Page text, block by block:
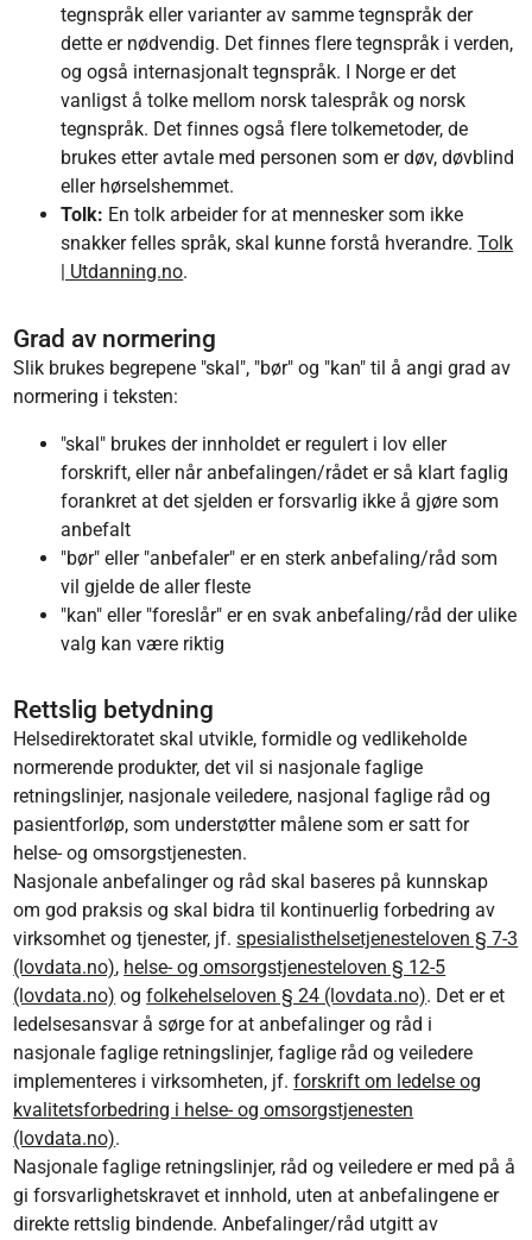
tegnspråk eller varianter av samme tegnspråk der
dette er nødvendig. Det finnes flere tegnspråk i verden,
og også internasjonalt tegnspråk. I Norge er det
vanligst å tolke mellom norsk talespråk og norsk
tegnspråk. Det finnes også flere tolkemetoder, de
brukes etter avtale med personen som er døv, døvblind
eller hørselshemmet.
Tolk: En tolk arbeider for at mennesker som ikke
snakker felles språk, skal kunne forstå hverandre.Tolk
| Utdanning.no.
Grad av normering
Slik brukes begrepene "skal", "bør" og "kan" til å angi grad av
normering i teksten:
"skal" brukes der innholdet er regulert i lov eller
forskrift, eller når anbefalingen/rådet er så klart faglig
forankret at det sjelden er forsvarlig ikke å gjøre som
anbefalt
"bør" eller "anbefaler" er en sterk anbefaling/råd som
vil gjelde de aller fleste
"kan" eller "foreslår" er en svak anbefaling/råd der ulike
valg kan være riktig
Rettslig betydning
Helsedirektoratet skal utvikle, formidle og vedlikeholde
normerende produkter, det vil si nasjonale faglige
retningslinjer, nasjonale veiledere, nasjonal faglige råd og
pasientforløp, som understøtter målene som er satt for
helse- og omsorgstjenesten.
Nasjonale anbefalinger og råd skal baseres på kunnskap
om god praksis og skal bidra til kontinuerlig forbedring av
virksomhet og tjenester, jf.spesialisthelsetjenesteloven § 7-3
(lovdata.no), helse- og omsorgstjenesteloven § 12-5
(lovdata.no) ogfolkehelseloven § 24 (lovdata.no). Det er et
ledelsesansvar å sørge for at anbefalinger og råd i
nasjonale faglige retningslinjer, faglige råd og veiledere
implementeres i virksomheten, jf.forskrift om ledelse og
kvalitetsforbedring i helse- og omsorgstjenesten
(lovdata.no).
Nasjonale faglige retningslinjer, råd og veiledere er med på å
gi forsvarlighetskravet et innhold, uten at anbefalingene er
direkte rettslig bindende. Anbefalinger/råd utgitt av